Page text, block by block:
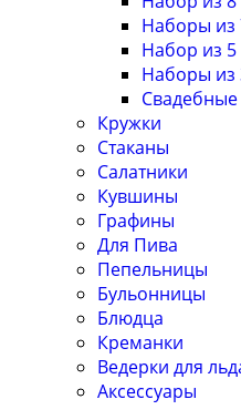
Наборы из
Набор из
Наборы из
Кружки
Стаканы
Салатники
Кувшины
Графины
Для Пива
Пепельницы
Бульонницы
Блюдца
Креманки
Ведерки для
Аксессуары